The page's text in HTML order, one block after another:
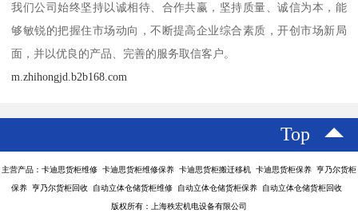
我们公司始终坚持以诚相待、合作共赢，坚持质量、诚信为本，能
够敏锐的把握住市场动向，不断提高企业综合素质，开创市场新局
面，并以优良的产品、完善的服务取信客户。
m.zhihongjd.b2b168.com
Top
主营产品：卡迪思货柜维修 卡迪思货柜维修保养 卡迪思货柜搬迁移机 卡迪思货柜保养 亨乃尔货柜
保养 亨乃尔货柜回收 自动立体仓储货柜维修 自动立体仓储货柜保养 自动立体仓储货柜回收
版权所有：上海秩宏机电设备有限公司